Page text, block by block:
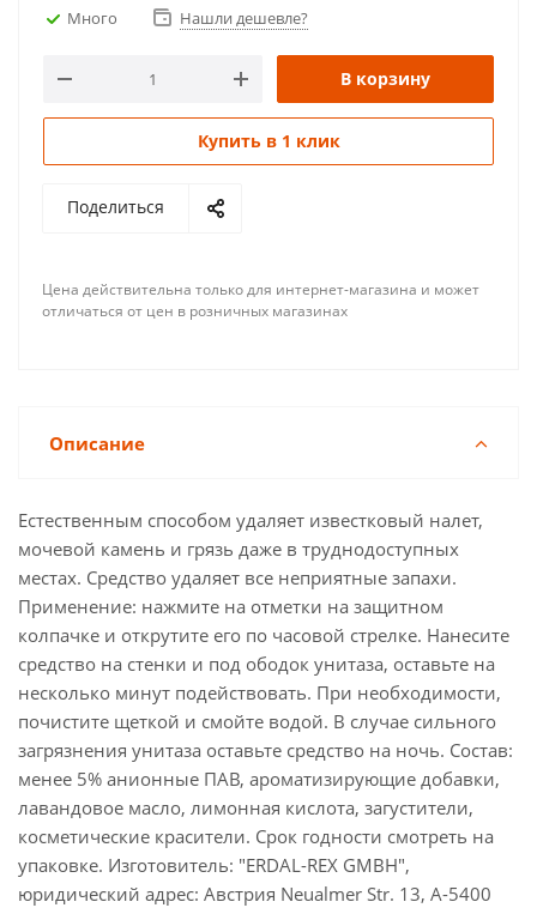
Много Нашли дешевле?
В корзину
Купить в 1 клик
Поделиться
Цена действительна только для интернет-магазина и может
отличаться от цен в розничных магазинах
Описание
Естественным способом удаляет известковый налет,
мочевой камень и грязь даже в труднодоступных
местах. Средство удаляет все неприятные запахи.
Применение: нажмите на отметки на защитном
колпачке и открутите его по часовой стрелке. Нанесите
средство на стенки и под ободок унитаза, оставьте на
несколько минут подействовать. При необходимости,
почистите щеткой и смойте водой. В случае сильного
загрязнения унитаза оставьте средство на ночь. Состав:
менее 5% анионные ПАВ, ароматизирующие добавки,
лавандовое масло, лимонная кислота, загустители,
косметические красители. Срок годности смотреть на
упаковке. Изготовитель: "ERDAL-REX GMBH",
юридический адрес: Австрия Neualmer Str. 13, А-5400